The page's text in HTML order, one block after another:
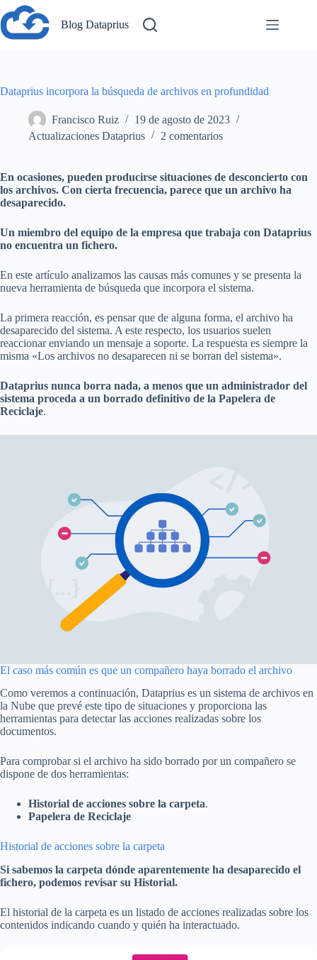
Saltar
al
contenido
Blog Dataprius
Dataprius incorpora la búsqueda de archivos en profundidad
Francisco Ruiz
19 de agosto de 2023
Actualizaciones Dataprius
2 comentarios
En ocasiones, pueden producirse situaciones de desconcierto con
los archivos. Con cierta frecuencia, parece que un archivo ha
desaparecido.
Un miembro del equipo de la empresa que trabaja con Dataprius
no encuentra un fichero.
En este artículo analizamos las causas más comunes y se presenta la
nueva herramienta de búsqueda que incorpora el sistema.
La primera reacción, es pensar que de alguna forma, el archivo ha
desaparecido del sistema. A este respecto, los usuarios suelen
reaccionar enviando un mensaje a soporte. La respuesta es siempre la
misma «Los archivos no desaparecen ni se borran del sistema».
Dataprius nunca borra nada, a menos que un administrador del
sistema proceda a un borrado definitivo de la Papelera de
Reciclaje.
El caso más común es que un compañero haya borrado el archivo
Como veremos a continuación, Dataprius es un sistema de archivos en
la Nube que prevé este tipo de situaciones y proporciona las
herramientas para detectar las acciones realizadas sobre los
documentos.
Para comprobar si el archivo ha sido borrado por un compañero se
dispone de dos herramientas:
Historial de acciones sobre la carpeta.
Papelera de Reciclaje
Historial de acciones sobre la carpeta
Si sabemos la carpeta dónde aparentemente ha desaparecido el
fichero, podemos revisar su Historial.
El historial de la carpeta es un listado de acciones realizadas sobre los
contenidos indicando cuando y quién ha interactuado.